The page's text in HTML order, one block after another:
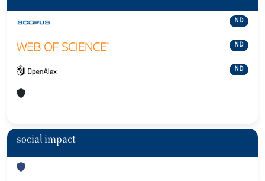
ND
ND
ND
social impact